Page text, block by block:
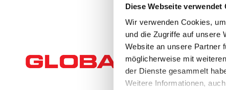
Diese Webseite verwendet
Wir verwenden Cookies,
und die Zugriffe auf unsere
Website an unsere Partner
möglicherweise mit
der Dienste gesammelt
Weitere Informationen,